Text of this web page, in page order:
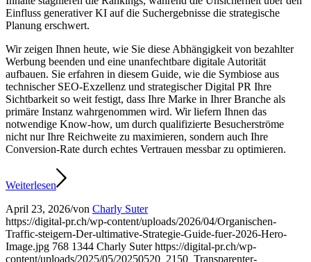
Einfluss generativer KI auf die Suchergebnisse die strategische
Planung erschwert.
Wir zeigen Ihnen heute, wie Sie diese Abhängigkeit von bezahlter
Werbung beenden und eine unanfechtbare digitale Autorität
aufbauen. Sie erfahren in diesem Guide, wie die Symbiose aus
technischer SEO-Exzellenz und strategischer Digital PR Ihre
Sichtbarkeit so weit festigt, dass Ihre Marke in Ihrer Branche als
primäre Instanz wahrgenommen wird. Wir liefern Ihnen das
notwendige Know-how, um durch qualifizierte Besucherströme
nicht nur Ihre Reichweite zu maximieren, sondern auch Ihre
Conversion-Rate durch echtes Vertrauen messbar zu optimieren.
Weiterlesen
April 23, 2026/von Charly Suter
https://digital-pr.ch/wp-content/uploads/2026/04/Organischen-
Traffic-steigern-Der-ultimative-Strategie-Guide-fuer-2026-Hero-
Image.jpg 768 1344 Charly Suter https://digital-pr.ch/wp-
content/uploads/2025/05/20250520_2150_Transparenter-